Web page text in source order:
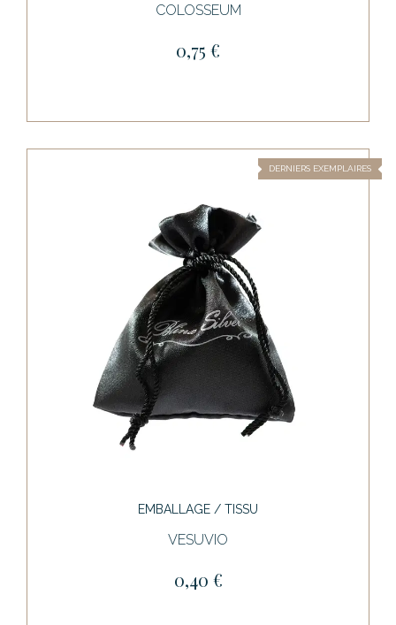
COLOSSEUM
0,75 €
DERNIERS EXEMPLAIRES
EMBALLAGE / TISSU
VESUVIO
0,40 €